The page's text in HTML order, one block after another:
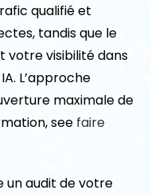
qualifié et
tandis que le
votre visibilité dans
L’approche
maximale de
see faire
un audit de votre